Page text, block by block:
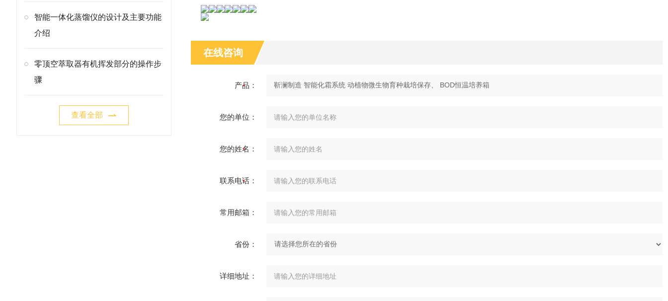
智能一体化蒸馏仪的设计及主要功能
介绍
零顶空萃取器有机挥发部分的操作步
骤
查看全部
在线咨询
产品：
您的单位：
您的姓名：
联系电话：
常用邮箱：
省份：
详细地址：